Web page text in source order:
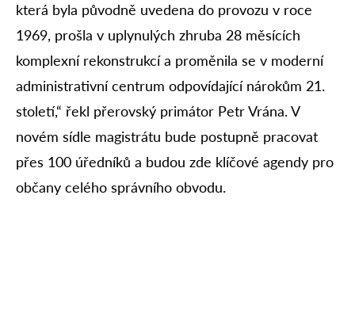
která byla původně uvedena do provozu v roce
1969, prošla v uplynulých zhruba 28 měsících
komplexní rekonstrukcí a proměnila se v moderní
administrativní centrum odpovídající nárokům 21.
století,“ řekl přerovský primátor Petr Vrána. V
novém sídle magistrátu bude postupně pracovat
přes 100 úředníků a budou zde klíčové agendy pro
občany celého správního obvodu.